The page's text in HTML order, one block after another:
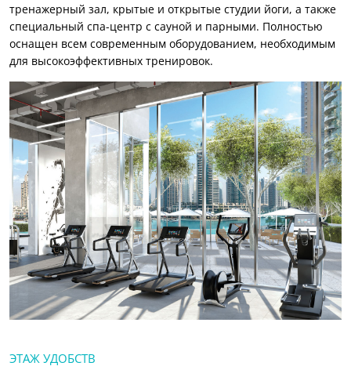
тренажерный зал, крытые и открытые студии йоги, а также
специальный спа-центр с сауной и парными. Полностью
оснащен всем современным оборудованием, необходимым
для высокоэффективных тренировок.
ЭТАЖ УДОБСТВ